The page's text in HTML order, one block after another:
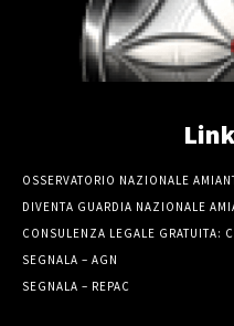
OSSERVATORIO NAZIONALE
DIVENTA GUARDIA NAZIONALE
CONSULENZA LEGALE GRATUITA:
SEGNALA – AGN
SEGNALA – REPAC